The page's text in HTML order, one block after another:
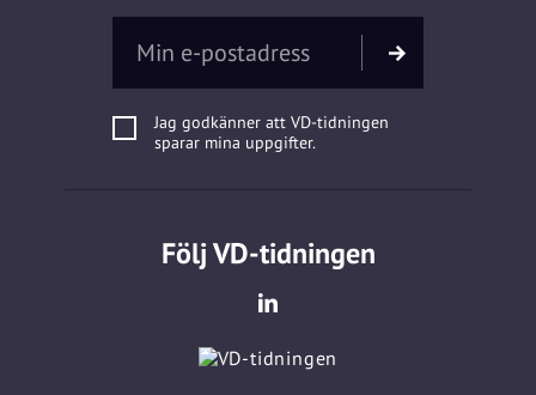
Jag godkänner att VD-tidningen
sparar mina uppgifter.
Följ VD-tidningen